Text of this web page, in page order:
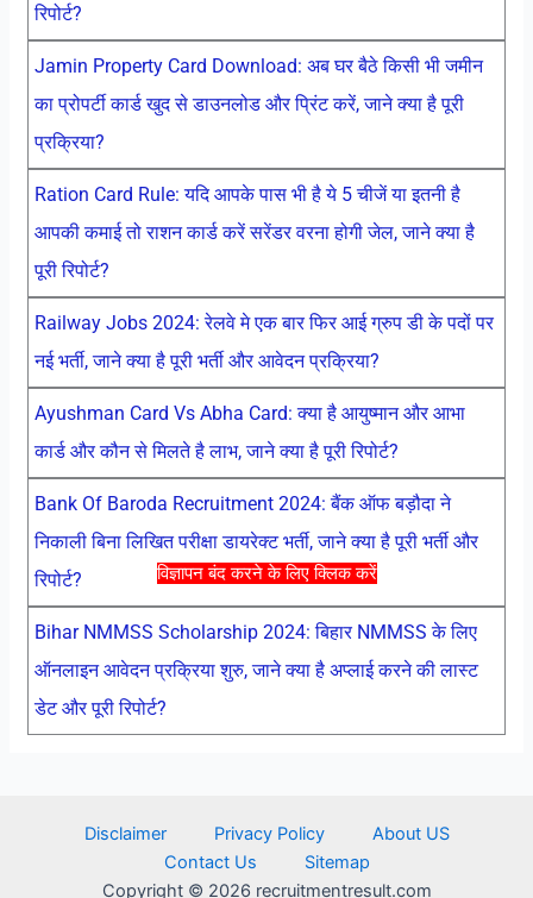
विज्ञापन बंद करने के लिए क्लिक करें
रिपोर्ट?
Jamin Property Card Download: अब घर बैठे किसी भी जमीन
का प्रोपर्टी कार्ड खुद से डाउनलोड और प्रिंट करें, जाने क्या है पूरी
प्रक्रिया?
Ration Card Rule: यदि आपके पास भी है ये 5 चीजें या इतनी है
आपकी कमाई तो राशन कार्ड करें सरेंडर वरना होगी जेल, जाने क्या है
पूरी रिपोर्ट?
Railway Jobs 2024: रेलवे मे एक बार फिर आई ग्रुप डी के पदों पर
नई भर्ती, जाने क्या है पूरी भर्ती और आवेदन प्रक्रिया?
Ayushman Card Vs Abha Card: क्या है आयुष्मान और आभा
कार्ड और कौन से मिलते है लाभ, जाने क्या है पूरी रिपोर्ट?
Bank Of Baroda Recruitment 2024: बैंक ऑफ बड़ौदा ने
निकाली बिना लिखित परीक्षा डायरेक्ट भर्ती, जाने क्या है पूरी भर्ती और
रिपोर्ट?
Bihar NMMSS Scholarship 2024: बिहार NMMSS के लिए
ऑनलाइन आवेदन प्रक्रिया शुरु, जाने क्या है अप्लाई करने की लास्ट
डेट और पूरी रिपोर्ट?
Disclaimer Privacy Policy
About US
Contact Us
Sitemap
Copyright © 2026 recruitmentresult.com